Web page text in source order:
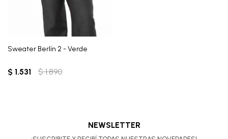
Sweater Berlín 2 - Verde
$ 1.531 $ 1.890
NEWSLETTER